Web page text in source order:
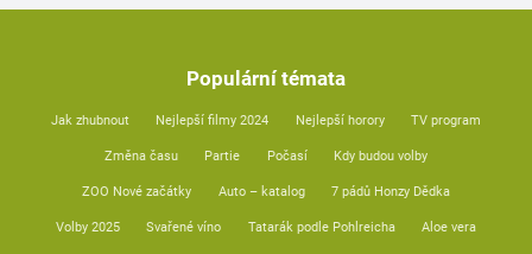
Populární témata
Jak zhubnout Nejlepší filmy 2024 Nejlepší horory TV program
Změna času Partie Počasí Kdy budou volby
ZOO Nové začátky Auto – katalog 7 pádů Honzy Dědka
Volby 2025 Svařené víno Tatarák podle Pohlreicha Aloe vera